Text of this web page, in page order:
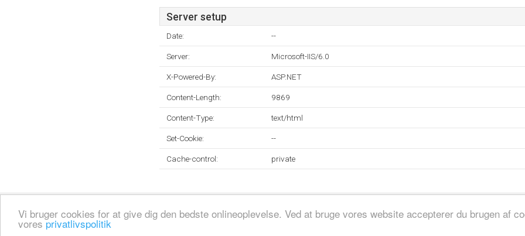
Vi bruger cookies for at give dig den bedste onlineoplevelse. Ved at bruge vores website accepterer du brugen af
voresprivatlivspolitik
Server setup
Date: --
Server: Microsoft-IIS/6.0
X-Powered-By: ASP.NET
Content-Length: 9869
Content-Type: text/html
Set-Cookie: --
Cache-control: private